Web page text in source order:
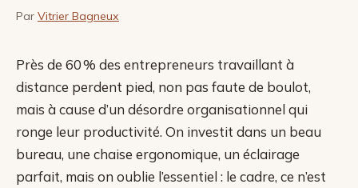
Par Vitrier Bagneux
Près de 60 % des entrepreneurs travaillant à
distance perdent pied, non pas faute de boulot,
mais à cause d’un désordre organisationnel qui
ronge leur productivité. On investit dans un beau
bureau, une chaise ergonomique, un éclairage
parfait, mais on oublie l’essentiel : le cadre, ce n’est